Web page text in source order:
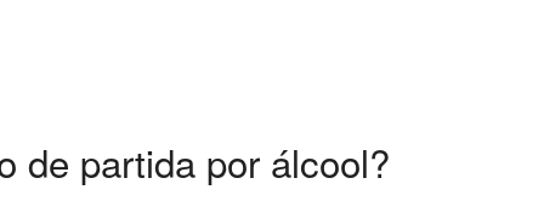
de partida por álcool?